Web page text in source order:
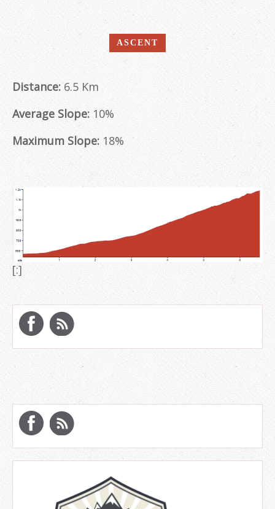
ASCENT
Distance: 6.5 Km
Average Slope: 10%
Maximum Slope: 18%
[:]